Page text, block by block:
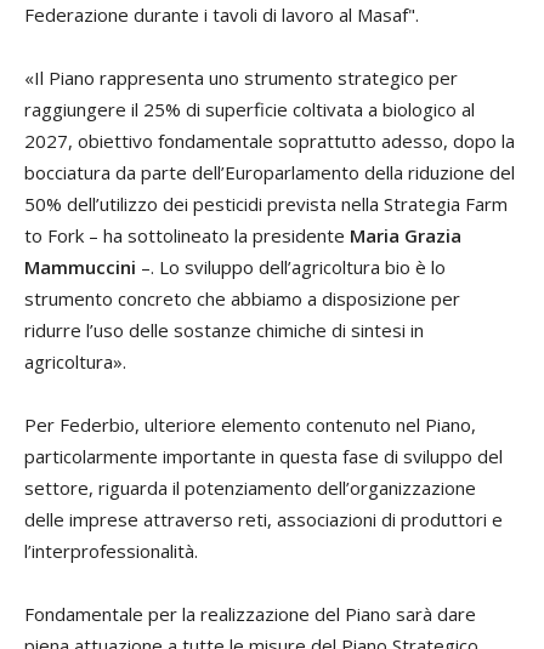
Federazione durante i tavoli di lavoro al Masaf".
«Il Piano rappresenta uno strumento strategico per
raggiungere il 25% di superficie coltivata a biologico al
2027, obiettivo fondamentale soprattutto adesso, dopo la
bocciatura da parte dell’Europarlamento della riduzione del
50% dell’utilizzo dei pesticidi prevista nella Strategia Farm
to Fork – ha sottolineato la presidente Maria Grazia
Mammuccini –. Lo sviluppo dell’agricoltura bio è lo
strumento concreto che abbiamo a disposizione per
ridurre l’uso delle sostanze chimiche di sintesi in
agricoltura».
Per Federbio, ulteriore elemento contenuto nel Piano,
particolarmente importante in questa fase di sviluppo del
settore, riguarda il potenziamento dell’organizzazione
delle imprese attraverso reti, associazioni di produttori e
l’interprofessionalità.
Fondamentale per la realizzazione del Piano sarà dare